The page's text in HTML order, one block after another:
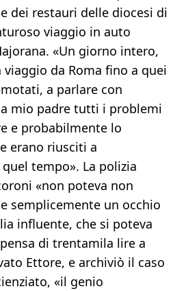
dei restauri delle diocesi di
viaggio in auto
«Un giorno intero,
da Roma fino a quei
a parlare con
mio padre tutti i problemi
e probabilmente lo
erano riusciti a
tempo». La polizia
«non poteva non
semplicemente un occhio
influente, che si poteva
di trentamila lire a
Ettore, e archiviò il caso
«il genio